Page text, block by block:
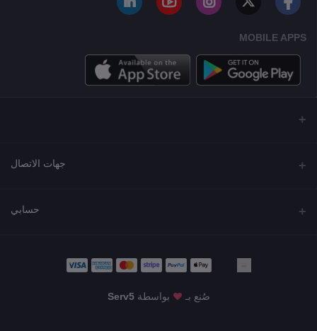
MOBILE APPS
جهات الاتصال
حسابي
صُنع بـ بواسطة Serv5